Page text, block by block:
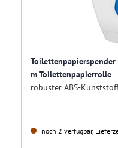
Toilettenpapierspender
m Toilettenpapierrolle
robuster ABS-
noch 2 verfügbar,